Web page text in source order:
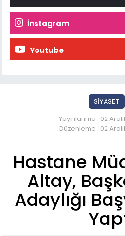
İnstagram
Youtube
SİYASET
Yayınlanma : 02
Düzenleme : 02
Hastane
Altay,
Adaylığı